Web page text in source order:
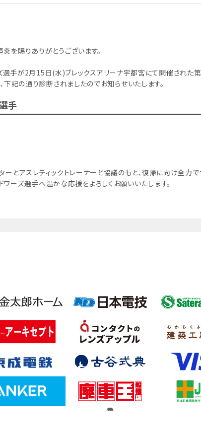
を賜りありがとうございます。
選手が2月15日(水)ブレックスアリーナ宇都宮にて開催された
記の通り診断されましたのでお知らせいたします。
手
ーとアスレティックトレーナーと協議のもと、復帰に向け全力
ーズ選手へ温かな応援をよろしくお願いいたします。